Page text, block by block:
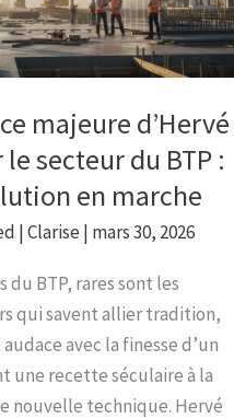
majeure d’Hervé
le secteur du BTP :
en marche
|Clarise | mars 30, 2026
du BTP, rares sont les
qui savent allier tradition,
avec la finesse d’un
une recette séculaire à la
nouvelle technique. Hervé